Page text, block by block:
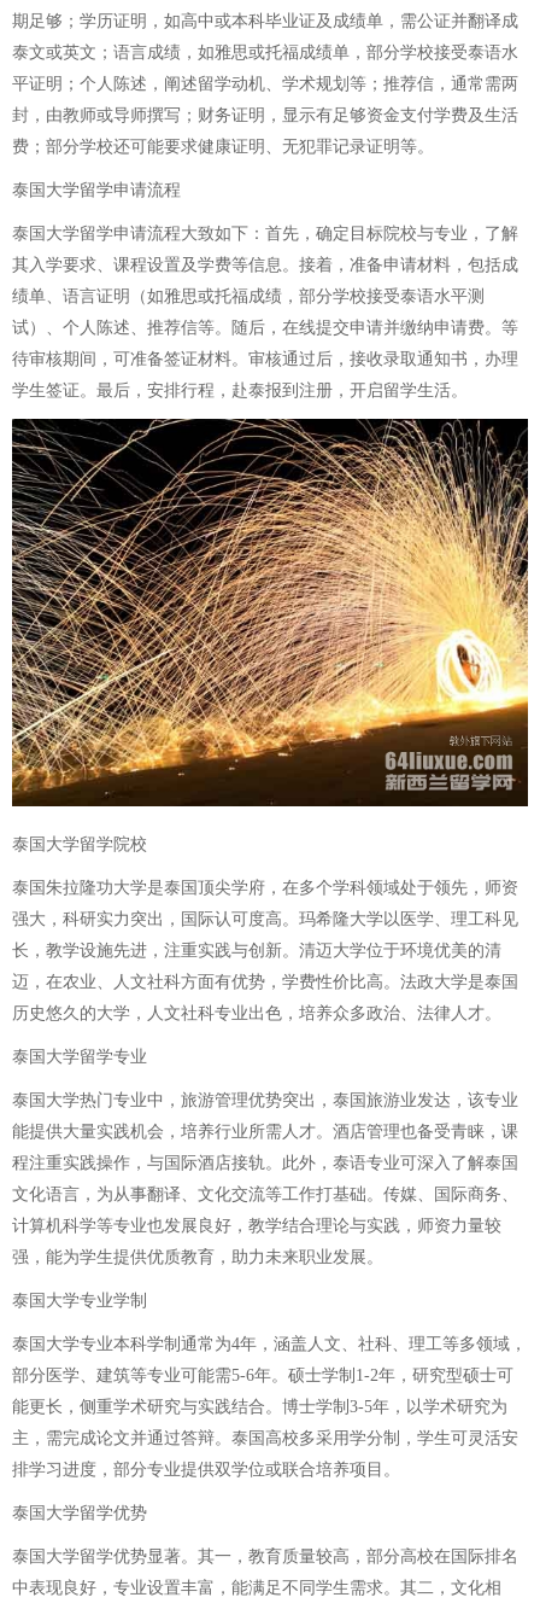
期足够；学历证明，如高中或本科毕业证及成绩单，需公证并翻译成
泰文或英文；语言成绩，如雅思或托福成绩单，部分学校接受泰语水
平证明；个人陈述，阐述留学动机、学术规划等；推荐信，通常需两
封，由教师或导师撰写；财务证明，显示有足够资金支付学费及生活
费；部分学校还可能要求健康证明、无犯罪记录证明等。
泰国大学留学申请流程
泰国大学留学申请流程大致如下：首先，确定目标院校与专业，了解
其入学要求、课程设置及学费等信息。接着，准备申请材料，包括成
绩单、语言证明（如雅思或托福成绩，部分学校接受泰语水平测
试）、个人陈述、推荐信等。随后，在线提交申请并缴纳申请费。等
待审核期间，可准备签证材料。审核通过后，接收录取通知书，办理
学生签证。最后，安排行程，赴泰报到注册，开启留学生活。
泰国大学留学院校
泰国朱拉隆功大学是泰国顶尖学府，在多个学科领域处于领先，师资
强大，科研实力突出，国际认可度高。玛希隆大学以医学、理工科见
长，教学设施先进，注重实践与创新。清迈大学位于环境优美的清
迈，在农业、人文社科方面有优势，学费性价比高。法政大学是泰国
历史悠久的大学，人文社科专业出色，培养众多政治、法律人才。
泰国大学留学专业
泰国大学热门专业中，旅游管理优势突出，泰国旅游业发达，该专业
能提供大量实践机会，培养行业所需人才。酒店管理也备受青睐，课
程注重实践操作，与国际酒店接轨。此外，泰语专业可深入了解泰国
文化语言，为从事翻译、文化交流等工作打基础。传媒、国际商务、
计算机科学等专业也发展良好，教学结合理论与实践，师资力量较
强，能为学生提供优质教育，助力未来职业发展。
泰国大学专业学制
泰国大学专业本科学制通常为4年，涵盖人文、社科、理工等多领域，
部分医学、建筑等专业可能需5-6年。硕士学制1-2年，研究型硕士可
能更长，侧重学术研究与实践结合。博士学制3-5年，以学术研究为
主，需完成论文并通过答辩。泰国高校多采用学分制，学生可灵活安
排学习进度，部分专业提供双学位或联合培养项目。
泰国大学留学优势
泰国大学留学优势显著。其一，教育质量较高，部分高校在国际排名
中表现良好，专业设置丰富，能满足不同学生需求。其二，文化相